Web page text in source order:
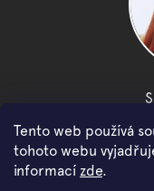
Tento web používá
tohoto webu
informací zde.
facebook